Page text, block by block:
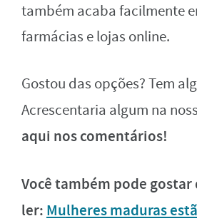
também acaba facilmente
farmácias e lojas online.
Gostou das opções? Tem
Acrescentaria algum na
aqui nos comentários!
Você também pode gostar
ler: Mulheres maduras